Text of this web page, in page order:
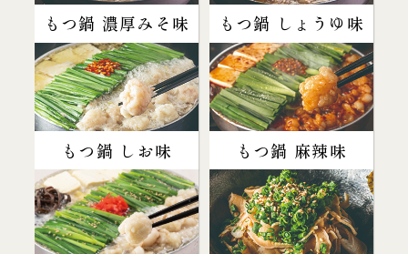
もつ鍋 濃厚みそ味 もつ鍋 しょうゆ味
もつ鍋 しお味 もつ鍋 麻辣味